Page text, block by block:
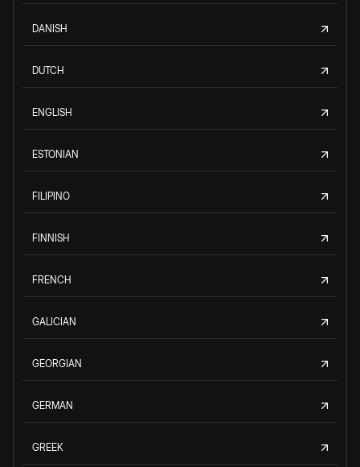
DANISH
DUTCH
ENGLISH
ESTONIAN
FILIPINO
FINNISH
FRENCH
GALICIAN
GEORGIAN
GERMAN
GREEK